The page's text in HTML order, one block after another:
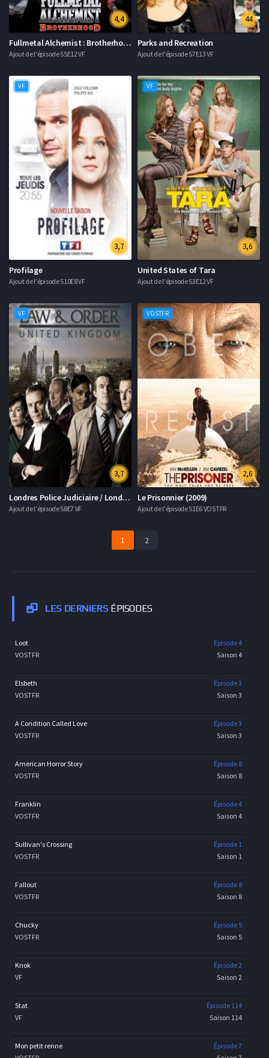
LES DERNIERS ÉPISODES
Loot
VOSTFR
Épisode 4
Saison 4
Elsbeth
VOSTFR
Épisode 3
Saison 3
A Condition Called Love
VOSTFR
Épisode 3
Saison 3
American Horror Story
VOSTFR
Épisode 8
Saison 8
Franklin
VOSTFR
Épisode 4
Saison 4
Sullivan's Crossing
VOSTFR
Épisode 1
Saison 1
Fallout
VOSTFR
Épisode 8
Saison 8
Chucky
VOSTFR
Épisode 5
Saison 5
Knok
VF
Épisode 2
Saison 2
Stat
VF
Épisode 114
Saison 114
Mon petit renne
Épisode 7
4,4
Fullmetal Alchemist : Brotherhood
Ajout de l'épisode S5E12 VF
44
Parks and Recreation
Ajout de l'épisode S7E13 VF
VF
3,7
Profilage
Ajout de l'épisode S10E8 VF
VF
3,6
United States of Tara
Ajout de l'épisode S3E12 VF
VF
3,7
Londres Police Judiciaire / London District
Ajout de l'épisode S8E7 VF
VOSTFR
2,6
Le Prisonnier (2009)
Ajout de l'épisode S1E6 VOSTFR
1 2